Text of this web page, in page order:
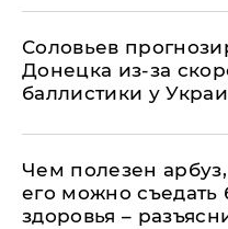
Соловьев
Донецка из-за
баллистики у
Чем полезен
его можно съедать
здоровья –